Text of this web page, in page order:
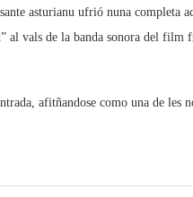
asturianu ufrió nuna completa
al vals de la banda sonora del film
afitñandose como una de les